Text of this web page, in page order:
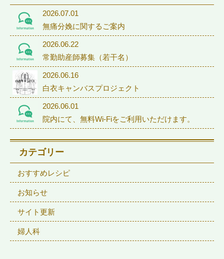
2026.07.01
無痛分娩に関するご案内
2026.06.22
常勤助産師募集（若干名）
2026.06.16
白衣キャンバスプロジェクト
2026.06.01
院内にて、無料Wi-Fiをご利用いただけます。
カテゴリー
おすすめレシピ
お知らせ
サイト更新
婦人科